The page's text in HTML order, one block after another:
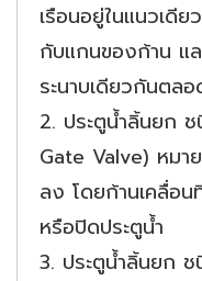
เรือนอยู่ในแนวเดี
กับแกนของก้าน แ
ระนาบเดียวกันตลอ
2. ประตูน้ำลิ้นยก
Gate Valve) หมา
ลง โดยก้านเคลื่อ
หรือปิดประตูน้ำ
3. ประตูน้ำลิ้นยก